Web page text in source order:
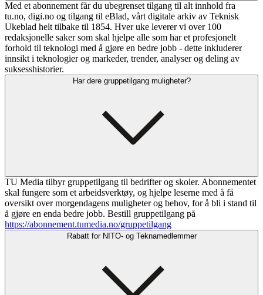
Med et abonnement får du ubegrenset tilgang til alt innhold fra
tu.no, digi.no og tilgang til eBlad, vårt digitale arkiv av Teknisk
Ukeblad helt tilbake til 1854. Hver uke leverer vi over 100
redaksjonelle saker som skal hjelpe alle som har et profesjonelt
forhold til teknologi med å gjøre en bedre jobb - dette inkluderer
innsikt i teknologier og markeder, trender, analyser og deling av
suksesshistorier.
Har dere gruppetilgang muligheter?
TU Media tilbyr gruppetilgang til bedrifter og skoler. Abonnementet
skal fungere som et arbeidsverktøy, og hjelpe leserne med å få
oversikt over morgendagens muligheter og behov, for å bli i stand til
å gjøre en enda bedre jobb. Bestill gruppetilgang på
https://abonnement.tumedia.no/gruppetilgang
Rabatt for NITO- og Teknamedlemmer